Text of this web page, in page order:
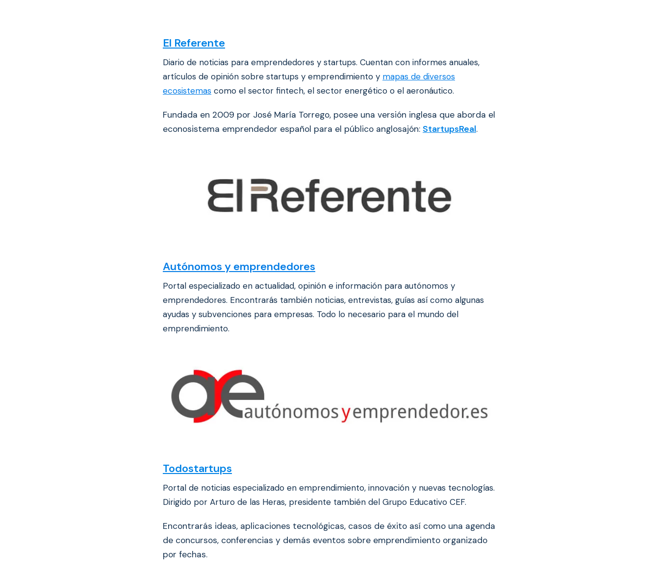
El Referente
Diario de noticias para emprendedores y startups. Cuentan con informes anuales,
artículos de opinión sobre startups y emprendimiento y mapas de diversos
ecosistemas como el sector fintech, el sector energético o el aeronáutico.
Fundada en 2009 por José María Torrego, posee una versión inglesa que aborda el
econosistema emprendedor español para el público anglosajón: StartupsReal.
Autónomos y emprendedores
Portal especializado en actualidad, opinión e información para autónomos y
emprendedores. Encontrarás también noticias, entrevistas, guías así como algunas
ayudas y subvenciones para empresas. Todo lo necesario para el mundo del
emprendimiento.
Todostartups
Portal de noticias especializado en emprendimiento, innovación y nuevas tecnologías.
Dirigido por Arturo de las Heras, presidente también del Grupo Educativo CEF.
Encontrarás ideas, aplicaciones tecnológicas, casos de éxito así como una agenda
de concursos, conferencias y demás eventos sobre emprendimiento organizado
por fechas.